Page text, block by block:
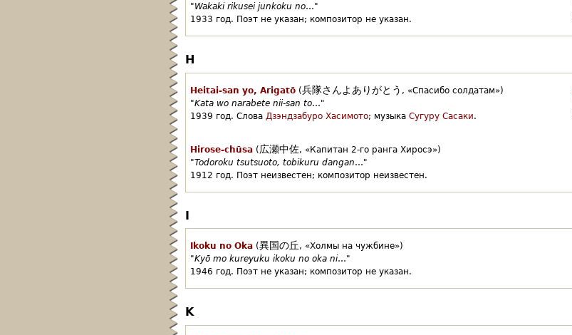
"Wakaki rikusei junkoku no…"
1933 год. Поэт не указан; композитор не указан.
H
Heitai-san yo, Arigatō (兵隊さんよありがとう , «Спасибо солдатам»)
"Kata wo narabete nii-san to…"
1939 год. Слова Дзэндзабуро Хасимото; музыка Сугуру Сасаки.
Hirose-chūsa (広瀬中佐, «Капитан 2-го ранга Хиросэ»)
"Todoroku tsutsuoto, tobikuru dangan…"
1912 год. Поэт неизвестен; композитор неизвестен.
Ikoku no Oka (異国の丘, «Холмы на чужбине»)
"Kyō mo kureyuku ikoku no oka ni…"
1946 год. Поэт не указан; композитор не указан.
K